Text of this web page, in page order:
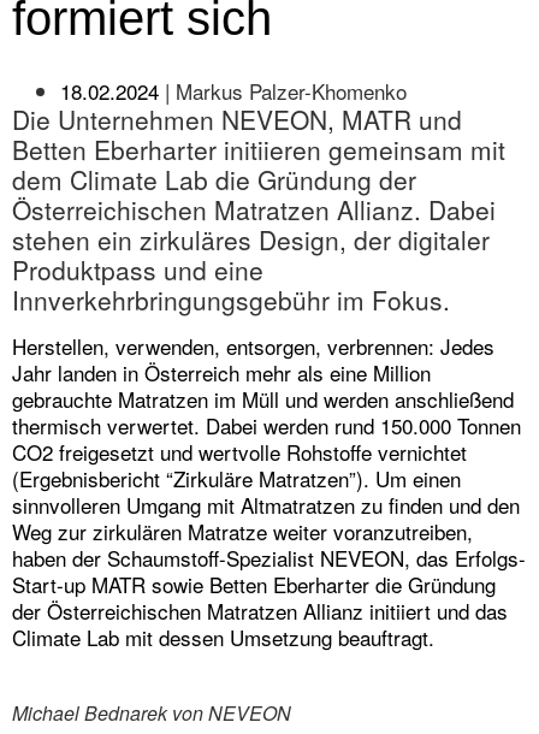
formiert sich
18.02.2024 ‏‏‎ ‎|‏‏‎ ‎Markus Palzer-Khomenko
Die Unternehmen NEVEON, MATR und
Betten Eberharter initiieren gemeinsam mit
dem Climate Lab die Gründung der
Österreichischen Matratzen Allianz. Dabei
stehen ein zirkuläres Design, der digitaler
Produktpass und eine
Innverkehrbringungsgebühr im Fokus.
Herstellen, verwenden, entsorgen, verbrennen: Jedes
Jahr landen in Österreich mehr als eine Million
gebrauchte Matratzen im Müll und werden anschließend
thermisch verwertet. Dabei werden rund 150.000 Tonnen
CO2 freigesetzt und wertvolle Rohstoffe vernichtet
(Ergebnisbericht “Zirkuläre Matratzen”). Um einen
sinnvolleren Umgang mit Altmatratzen zu finden und den
Weg zur zirkulären Matratze weiter voranzutreiben,
haben der Schaumstoff-Spezialist NEVEON, das Erfolgs-
Start-up MATR sowie Betten Eberharter die Gründung
der Österreichischen Matratzen Allianz initiiert und das
Climate Lab mit dessen Umsetzung beauftragt.
Michael Bednarek von NEVEON